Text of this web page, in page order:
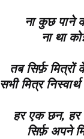
ना कुछ पाने
ना था
तब सिर्फ़
सभी मित्र
हर एक छन,
सिर्फ़ अपने